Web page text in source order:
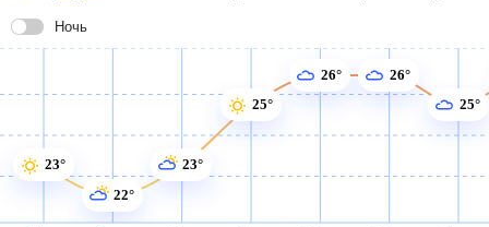
Ночь
23°
22°
23°
25°
26°
26°
25°